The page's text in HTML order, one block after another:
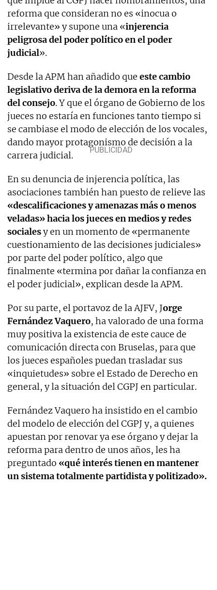
reforma que consideran no es «inocua o
irrelevante» y supone una «injerencia
peligrosa del poder político en el poder
judicial».
Desde la APM han añadido que este cambio
legislativo deriva de la demora en la reforma
del consejo. Y que el órgano de Gobierno de los
jueces no estaría en funciones tanto tiempo si
se cambiase el modo de elección de los vocales,
dando mayor protagonismo de decisión a la
carrera judicial.
En su denuncia de injerencia política, las
asociaciones también han puesto de relieve las
«descalificaciones y amenazas más o menos
veladas» hacia los jueces en medios y redes
socialesy en un momento de «permanente
cuestionamiento de las decisiones judiciales»
por parte del poder político, algo que
finalmente «termina por dañar la confianza en
el poder judicial», explican desde la APM.
Por su parte, el portavoz de la AJFV, Jorge
Fernández Vaquero, ha valorado de una forma
muy positiva la existencia de este cauce de
comunicación directa con Bruselas, para que
los jueces españoles puedan trasladar sus
«inquietudes» sobre el Estado de Derecho en
general, y la situación del CGPJ en particular.
Fernández Vaquero ha insistido en el cambio
del modelo de elección del CGPJ y, a quienes
apuestan por renovar ya ese órgano y dejar la
reforma para dentro de unos años, les ha
preguntado «qué interés tienen en mantener
un sistema totalmente partidista y politizado».